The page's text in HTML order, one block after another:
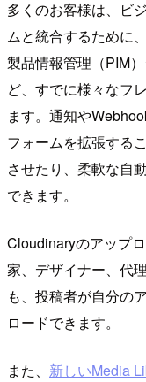
多くのお客様は、ビ
ムと統合するために
製品情報管理（PIM
ど、すでに様々なフ
ます。通知や
フォームを拡張する
させたり、柔軟な自
できます。
Cloudinaryのアップ
家、デザイナー、代
も、投稿者が自分の
ロードできます。
また、 新しいMedia